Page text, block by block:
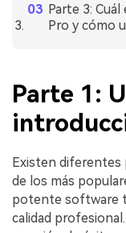
Parte 3:
Pro y cómo
Parte 1:
Existen diferentes
de los más
potente software
calidad